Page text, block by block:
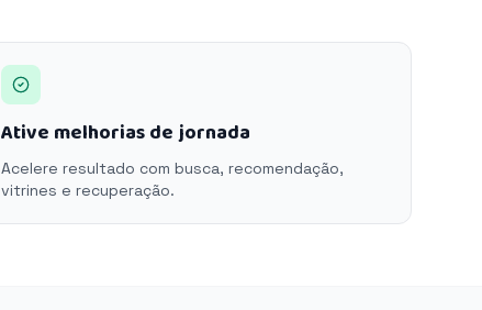
Ative melhorias de jornada
Acelere resultado com busca, recomendação,
vitrines e recuperação.